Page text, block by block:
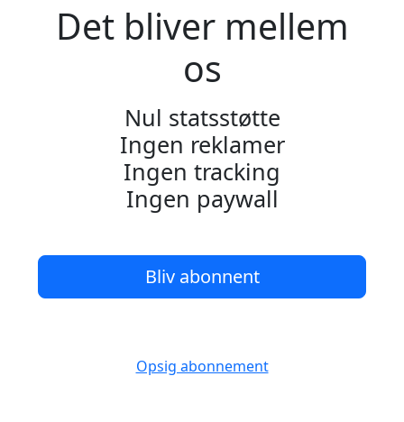
Det bliver mellem
os
Nul statsstøtte
Ingen reklamer
Ingen tracking
Ingen paywall
Bliv abonnent
Opsig abonnement